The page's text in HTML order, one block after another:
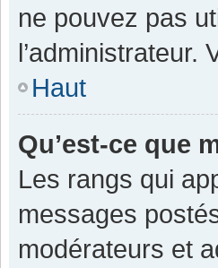
ne pouvez pas
Haut
Qu’est-ce que
Les rangs qui
messages
modérateurs et